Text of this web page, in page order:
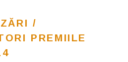
/
PREMIILE